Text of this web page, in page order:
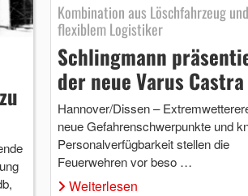
Kombination aus Löschfahrzeug und
flexiblem Logistiker
Schlingmann
der neue Varus Castra
Hannover/Dissen –
neue Gefahrenschwerpunkte und
Personalverfügbarkeit stellen die
Feuerwehren vor beso …
Weiterlesen